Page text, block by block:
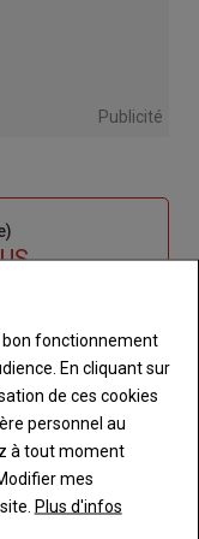
Publicité
passe
bon fonctionnement
En cliquant sur
de ces cookies
personnel au
à tout moment
mes
Plus d'infos